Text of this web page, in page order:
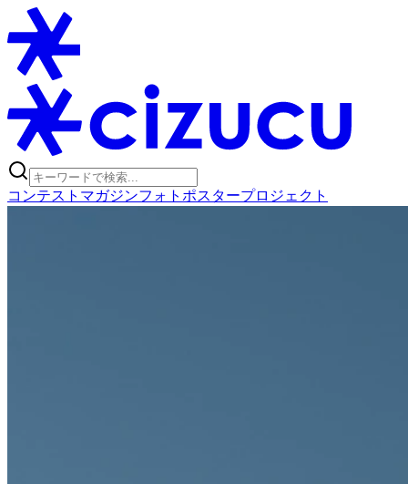
コンテスト マガジンフォトポスタープロジェクト